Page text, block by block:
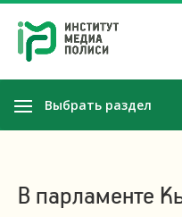
Выбрать раздел
В парламенте